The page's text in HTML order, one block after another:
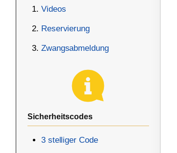
Videos
Reservierung
Zwangsabmeldung
Sicherheitscodes
3 stelliger Code